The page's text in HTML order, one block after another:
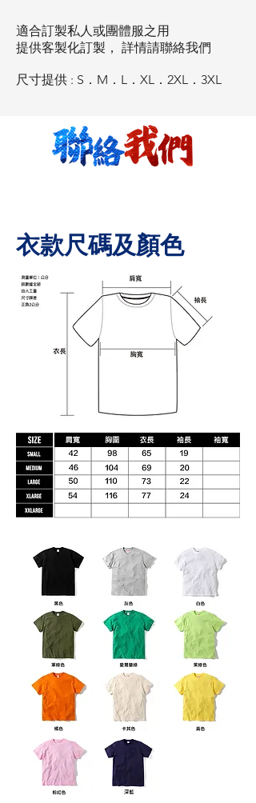
適合訂製私人或團體服之用
提供客製化訂製， 詳情請聯絡我們
尺寸提供 : S．M．L．XL．2XL．3XL
​衣款尺碼及顏色